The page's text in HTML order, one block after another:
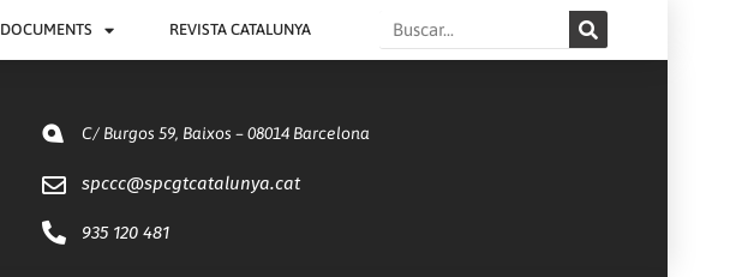
DOCUMENTS REVISTA CATALUNYA Search
C/ Burgos 59, Baixos – 08014 Barcelona
spccc@spcgtcatalunya.cat
935 120 481